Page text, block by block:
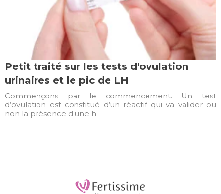
Petit traité sur les tests d'ovulation
urinaires et le pic de LH
Commençons par le commencement. Un test
d’ovulation est constitué d’un réactif qui va valider ou
non la présence d’une h